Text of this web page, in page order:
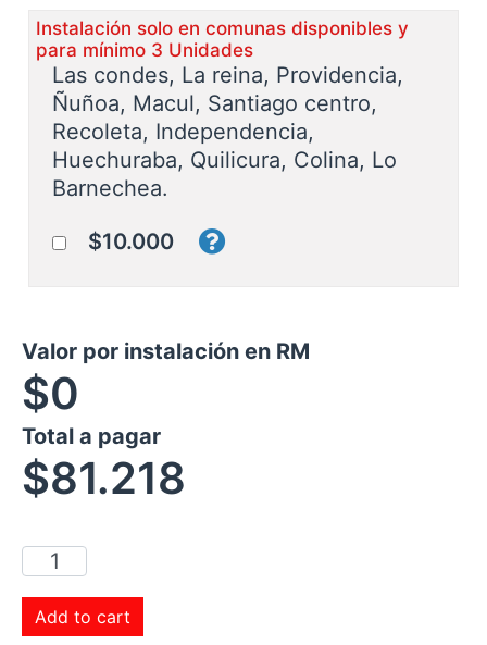
Instalación solo en comunas disponibles y
para mínimo 3 Unidades
Las condes, La reina, Providencia,
Ñuñoa, Macul, Santiago centro,
Recoleta, Independencia,
Huechuraba, Quilicura, Colina, Lo
Barnechea.
$10.000
Valor por instalación en RM
$0
Total a pagar
$81.218
Add to cart